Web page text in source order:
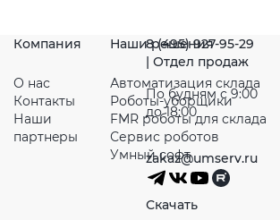
Компания
О нас
Контакты
Наши
партнeры
Наши решения
Автоматизация склада
Роботы-уборщики
FMR роботы для склада
Сервис роботов
Умный софт
8 (495) 927-95-29
| Отдел продаж
По будням с 9:00
до 18:00
zakaz@umserv.ru
Скачать